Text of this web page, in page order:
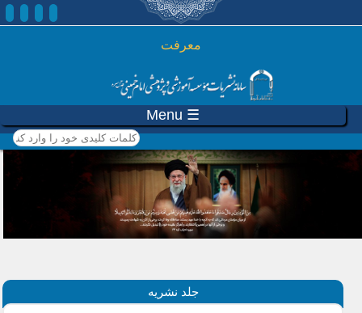
رفتن به محتوای اصلی
معرفت
☰ Menu
کلمات کلیدی خود را وارد
کنید
جلد نشریه